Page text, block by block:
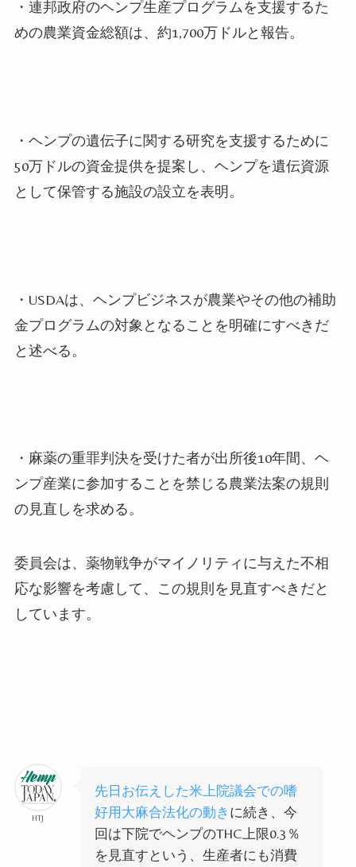
・連邦政府のヘンプ生産プログラムを支援するた
めの農業資金総額は、約1,700万ドルと報告。
・ヘンプの遺伝子に関する研究を支援するために
50万ドルの資金提供を提案し、ヘンプを遺伝資源
として保管する施設の設立を表明。
・USDAは、ヘンプビジネスが農業やその他の補助
金プログラムの対象となることを明確にすべきだ
と述べる。
・麻薬の重罪判決を受けた者が出所後10年間、ヘ
ンプ産業に参加することを禁じる農業法案の規則
の見直しを求める。
委員会は、薬物戦争がマイノリティに与えた不相
応な影響を考慮して、この規則を見直すべきだと
しています。
HTJ
先日お伝えした米上院議会での嗜
好用大麻合法化の動き に続き、今
回は下院でヘンプのTHC上限0.3％
を見直すという、生産者にも消費